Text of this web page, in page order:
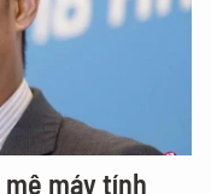
mê máy tính